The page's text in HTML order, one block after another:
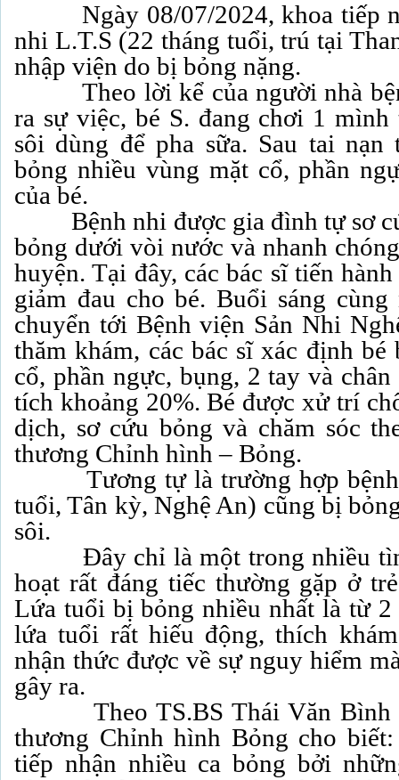
Ngày 08/07/2024, khoa tiếp
nhi L.T.S (22 tháng tuổi, trú tại
nhập viện do bị bỏng nặng.
Theo lời kể của người nhà
ra sự việc, bé S. đang chơi 1
sôi dùng để pha sữa. Sau tai nạn
bỏng nhiều vùng mặt cổ, phần
của bé.
Bệnh nhi được gia đình tự sơ
bỏng dưới vòi nước và nhanh
huyện. Tại đây, các bác sĩ tiến
giảm đau cho bé. Buổi sáng
chuyển tới Bệnh viện Sản Nhi
thăm khám, các bác sĩ xác định
cổ, phần ngực, bụng, 2 tay và
tích khoảng 20%. Bé được xử trí
dịch, sơ cứu bỏng và chăm sóc
thương Chỉnh hình – Bỏng.
Tương tự là trường hợp bệnh
tuổi, Tân kỳ, Nghệ An) cũng bị
sôi.
Đây chỉ là một trong nhiều
hoạt rất đáng tiếc thường gặp ở
Lứa tuổi bị bỏng nhiều nhất là từ
lứa tuổi rất hiếu động, thích
nhận thức được về sự nguy hiểm
gây ra.
Theo TS.BS Thái Văn Bình –
thương Chỉnh hình Bỏng cho
tiếp nhận nhiều ca bỏng bởi